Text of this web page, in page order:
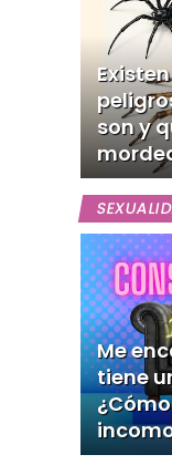
son y
Me
tiene